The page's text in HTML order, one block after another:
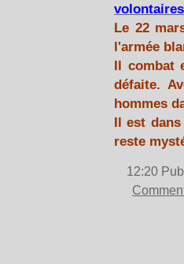
volontaires
Le 22
l'armée
Il combat
défaite.
hommes
Il est
reste
12:20